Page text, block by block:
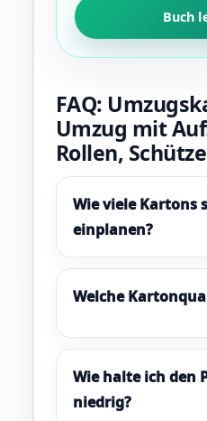
Buch
FAQ:
Umzug mit
Rollen,
Wie viele Kartons
einplanen?
Welche
Wie halte ich den
niedrig?